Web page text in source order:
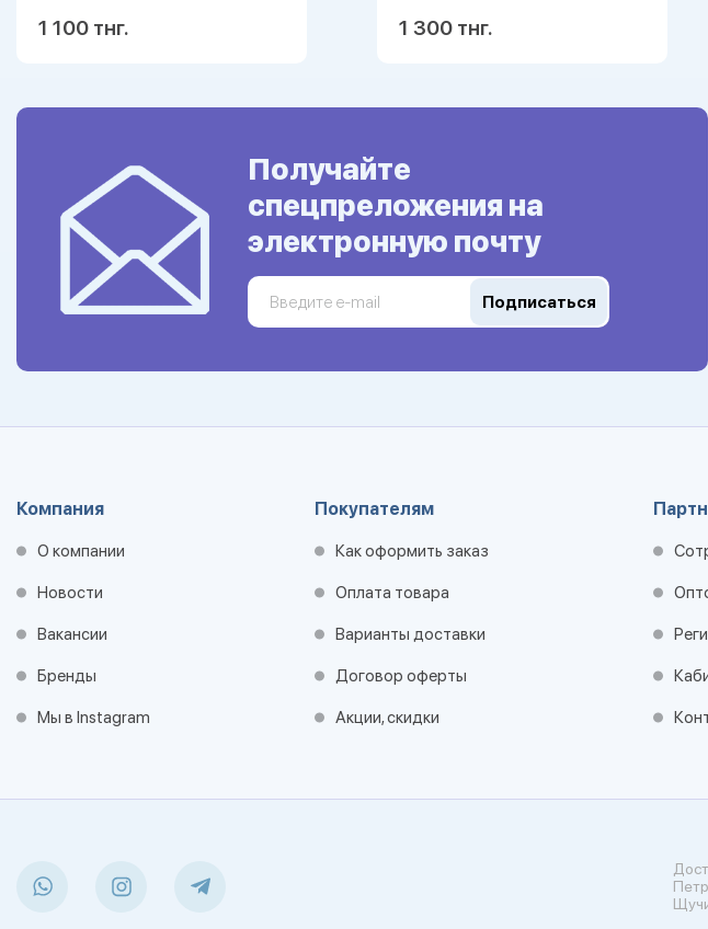
1 100 тнг. 1 300 тнг.
Получайте
спецпреложения на
электронную почту
Подписаться
Компания
О компании
Новости
Вакансии
Бренды
Мы в Instagram
Покупателям
Как оформить заказ
Оплата товара
Варианты доставки
Договор оферты
Акции, скидки